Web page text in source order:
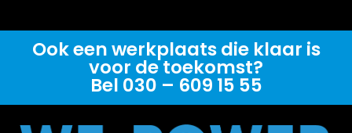
Ook een werkplaats die klaar is
voor de toekomst?
Bel 030 – 609 15 55